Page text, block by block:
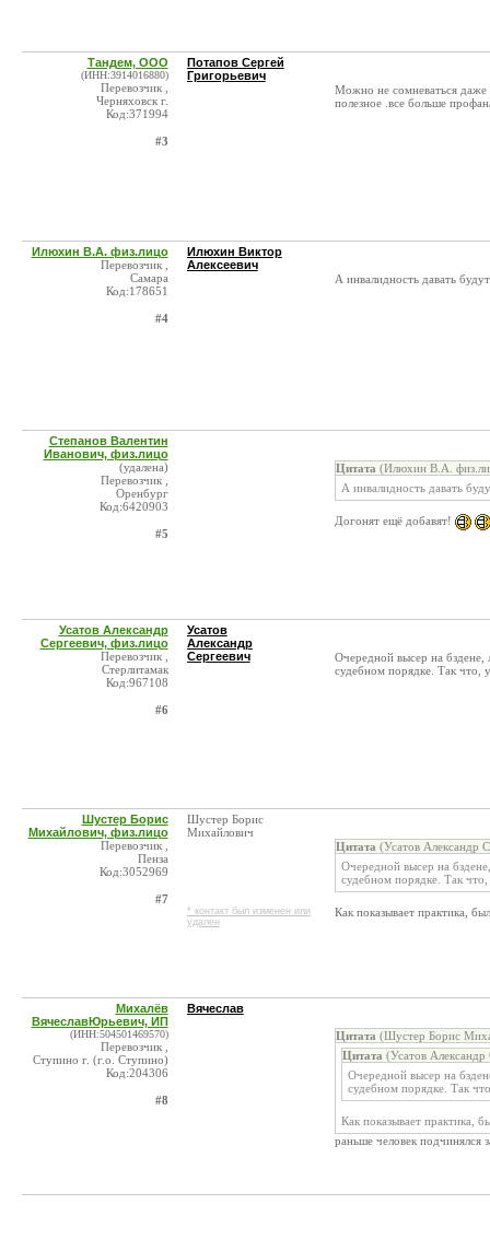
Тандем, ООО
(ИНН:3914016880)
Перевозчик ,
Черняховск г.
Код:371994
#3
Потапов Сергей
Григорьевич
Можно не сомневаться даже
полезное .все больше
Илюхин В.А. физ.лицо
Перевозчик ,
Самара
Код:178651
#4
Илюхин Виктор
Алексеевич
А инвалидность давать
Степанов Валентин
Иванович, физ.лицо
(удалена)
Перевозчик ,
Оренбург
Код:6420903
#5
Цитата (Илюхин В.А.
А инвалидность давать
Догонят ещё добавят!
Усатов Александр
Сергеевич, физ.лицо
Перевозчик ,
Стерлитамак
Код:967108
#6
Усатов
Александр
Сергеевич
Очередной высер на бздене,
судебном порядке. Так что,
Шустер Борис
Михайлович, физ.лицо
Перевозчик ,
Пенза
Код:3052969
#7
Шустер Борис
Михайлович
* контакт был изменен или
удален
Цитата (Усатов Александр
Очередной высер на
судебном порядке. Так
Как показывает практика,
Михалёв
ВячеславЮрьевич, ИП
(ИНН:504501469570)
Перевозчик ,
Ступино г. (г.о. Ступино)
Код:204306
#8
Вячеслав
Цитата (Шустер Борис
Цитата (Усатов
Очередной высер на
судебном порядке. Так
Как показывает практика,
раньше человек подчинялся